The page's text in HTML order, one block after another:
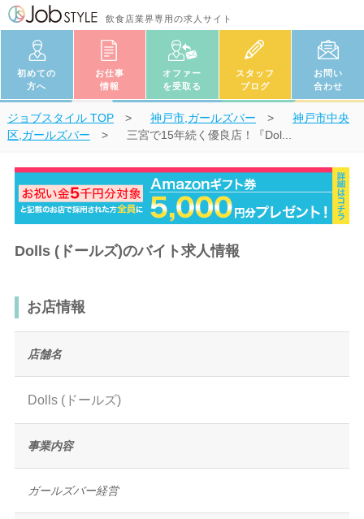
飲食店業界専用の求人サイト
初めての
方へ
お仕事
情報
オファー
を受取る
スタッフ
ブログ
お問い
合わせ
ジョブスタイルTOP 神戸市,ガールズバー
神戸市中央
区,ガールズバー
三宮で15年続く優良店！『Dol...
Dolls (ドールズ)のバイト求人情報
お店情報
店舗名
Dolls (ドールズ)
事業内容
ガールズバー経営